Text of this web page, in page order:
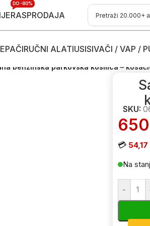
RASPRODAJA
DO -80%
RUČNI ALATIUSISIVAČI / VAP /
Benzinske kosilice - kosačice
benzinska parkovska kosilica –
SKU:
650
💳
Na
-